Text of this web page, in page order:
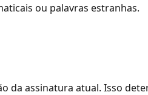
ou palavras estranhas.
da assinatura atual. Isso